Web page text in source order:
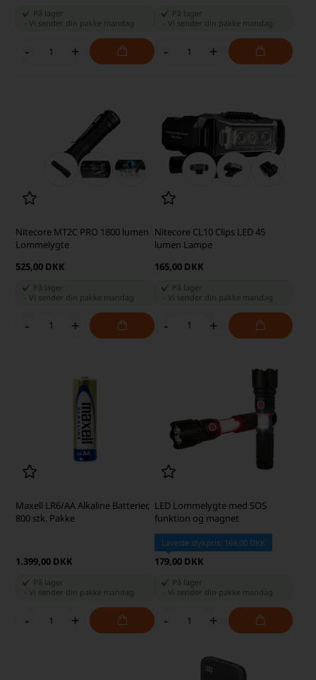
På lager
-Vi sender din pakke mandag
- +
På lager
Vi sender din pakke mandag
- +
Nitecore MT2C PRO 1800 lumen
Lommelygte
525,00 DKK
På lager
-Vi sender din pakke mandag
- +
Nitecore CL10 Clips LED 45
lumen Lampe
165,00 DKK
På lager
Vi sender din pakke mandag
- +
Maxell LR6/AA Alkaline Batterier,
800 stk. Pakke
1.399,00 DKK
På lager
-Vi sender din pakke mandag
- +
LED Lommelygte med SOS
funktion og magnet
Laveste stykpris: 169,00 DKK
179,00 DKK
På lager
Vi sender din pakke mandag
- +